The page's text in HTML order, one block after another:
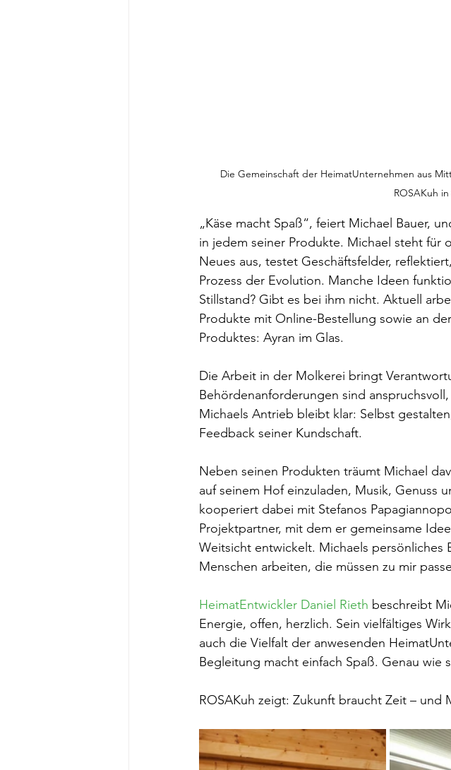
Die Gemeinschaft der HeimatUnternehmen aus
ROSAKuh
„Käse macht Spaß“, feiert Michael Bauer,
in jedem seiner Produkte. Michael steht für
Neues aus, testet Geschäftsfelder,
Prozess der Evolution. Manche Ideen
Stillstand? Gibt es bei ihm nicht. Aktuell
Produkte mit Online-Bestellung sowie an
Produktes: Ayran im Glas.
Die Arbeit in der Molkerei bringt
Behördenanforderungen sind
Michaels Antrieb bleibt klar: Selbst
Feedback seiner Kundschaft.
Neben seinen Produkten träumt Michael
auf seinem Hof einzuladen, Musik, Genuss
kooperiert dabei mit Stefanos
Projektpartner, mit dem er gemeinsame
Weitsicht entwickelt. Michaels
Menschen arbeiten, die müssen zu mir
HeimatEntwickler Daniel Rieth beschreibt
Energie, offen, herzlich. Sein vielfältiges
auch die Vielfalt der anwesenden
Begleitung macht einfach Spaß. Genau wie
ROSAKuh zeigt: Zukunft braucht Zeit –